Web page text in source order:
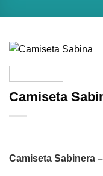
Camiseta
Camiseta Sabinera